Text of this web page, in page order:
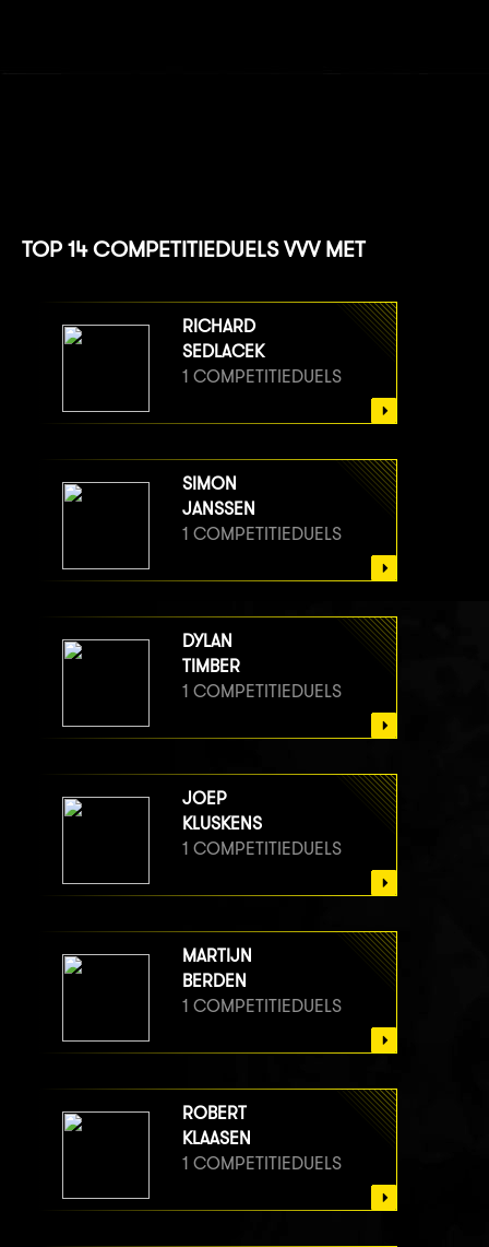
TOP 14 COMPETITIEDUELS VVV MET
RICHARD
SEDLACEK
1 COMPETITIEDUELS
SIMON
JANSSEN
1 COMPETITIEDUELS
DYLAN
TIMBER
1 COMPETITIEDUELS
JOEP
KLUSKENS
1 COMPETITIEDUELS
MARTIJN
BERDEN
1 COMPETITIEDUELS
ROBERT
KLAASEN
1 COMPETITIEDUELS